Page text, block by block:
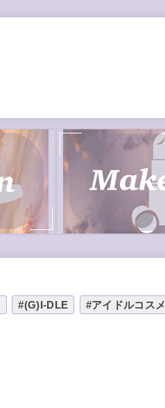
#(G)I-DLE #アイドルコスメ